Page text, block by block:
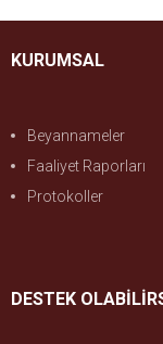
KURUMSAL
Beyannameler
Faaliyet Raporları
Protokoller
DESTEK